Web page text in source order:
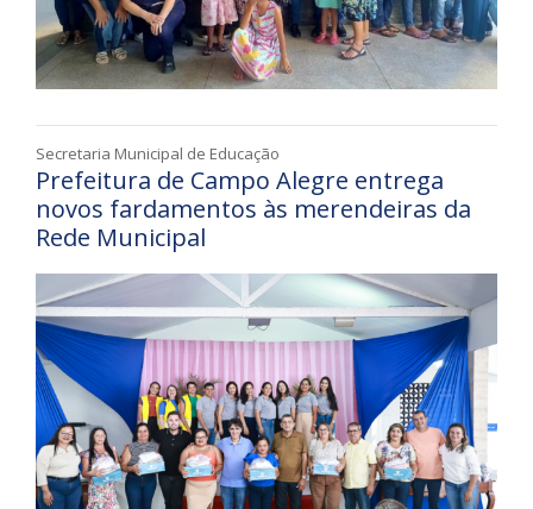
Secretaria Municipal de Educação
Prefeitura de Campo Alegre entrega
novos fardamentos às merendeiras da
Rede Municipal